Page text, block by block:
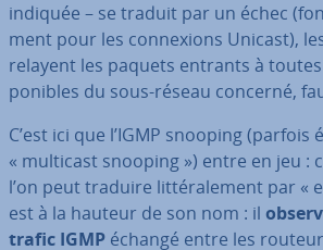
indiquée – se traduit par un échec
ment pour les con­nexions Unicast),
relayent les paquets entrants à
po­nibles du sous-réseau concerné,
C’est ici que l’IGMP snooping (parfois
« multicast snooping ») entre en jeu :
l’on peut traduire lit­té­ra­le­ment par «
est à la hauteur de son nom : il
trafic IGMP échangé entre les